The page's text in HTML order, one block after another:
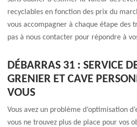
recyclables en fonction des prix du
vous accompagner à chaque étape des
pas à nous contacter pour répondre à
DÉBARRAS 31 : SERVICE
GRENIER ET CAVE
VOUS
Vous avez un problème d’optimisation
vous ne trouvez plus de place pour vos